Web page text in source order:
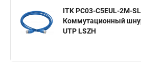
ITK PC03-C5EUL-2M-
Коммутационный
UTP LSZH